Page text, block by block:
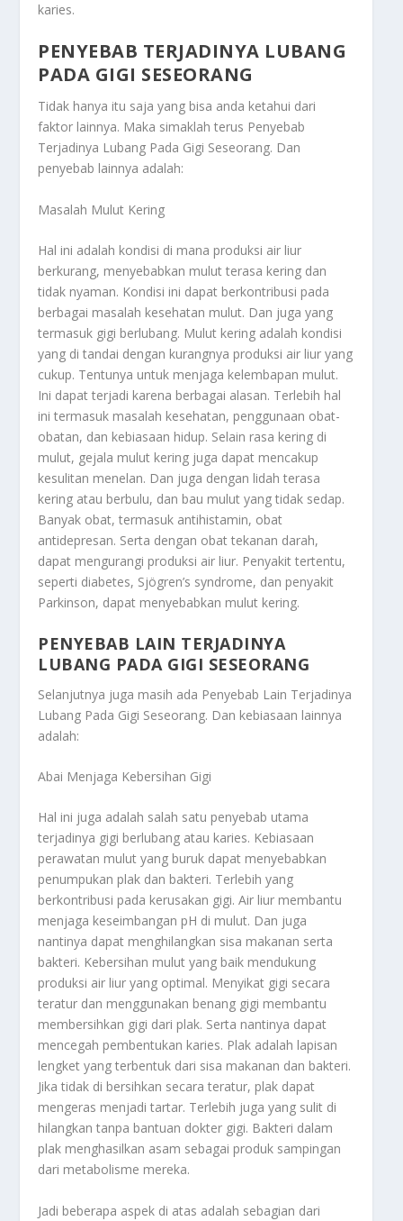
karies.
PENYEBAB TERJADINYA LUBANG
PADA GIGI SESEORANG
Tidak hanya itu saja yang bisa anda ketahui dari
faktor lainnya. Maka simaklah terus Penyebab
Terjadinya Lubang Pada Gigi Seseorang. Dan
penyebab lainnya adalah:
Masalah Mulut Kering
Hal ini adalah kondisi di mana produksi air liur
berkurang, menyebabkan mulut terasa kering dan
tidak nyaman. Kondisi ini dapat berkontribusi pada
berbagai masalah kesehatan mulut. Dan juga yang
termasuk gigi berlubang. Mulut kering adalah kondisi
yang di tandai dengan kurangnya produksi air liur yang
cukup. Tentunya untuk menjaga kelembapan mulut.
Ini dapat terjadi karena berbagai alasan. Terlebih hal
ini termasuk masalah kesehatan, penggunaan obat-
obatan, dan kebiasaan hidup. Selain rasa kering di
mulut, gejala mulut kering juga dapat mencakup
kesulitan menelan. Dan juga dengan lidah terasa
kering atau berbulu, dan bau mulut yang tidak sedap.
Banyak obat, termasuk antihistamin, obat
antidepresan. Serta dengan obat tekanan darah,
dapat mengurangi produksi air liur. Penyakit tertentu,
seperti diabetes, Sjögren’s syndrome, dan penyakit
Parkinson, dapat menyebabkan mulut kering.
PENYEBAB LAIN TERJADINYA
LUBANG PADA GIGI SESEORANG
Selanjutnya juga masih ada Penyebab Lain Terjadinya
Lubang Pada Gigi Seseorang. Dan kebiasaan lainnya
adalah:
Abai Menjaga Kebersihan Gigi
Hal ini juga adalah salah satu penyebab utama
terjadinya gigi berlubang atau karies. Kebiasaan
perawatan mulut yang buruk dapat menyebabkan
penumpukan plak dan bakteri. Terlebih yang
berkontribusi pada kerusakan gigi. Air liur membantu
menjaga keseimbangan pH di mulut. Dan juga
nantinya dapat menghilangkan sisa makanan serta
bakteri. Kebersihan mulut yang baik mendukung
produksi air liur yang optimal. Menyikat gigi secara
teratur dan menggunakan benang gigi membantu
membersihkan gigi dari plak. Serta nantinya dapat
mencegah pembentukan karies. Plak adalah lapisan
lengket yang terbentuk dari sisa makanan dan bakteri.
Jika tidak di bersihkan secara teratur, plak dapat
mengeras menjadi tartar. Terlebih juga yang sulit di
hilangkan tanpa bantuan dokter gigi. Bakteri dalam
plak menghasilkan asam sebagai produk sampingan
dari metabolisme mereka.
Jadi beberapa aspek di atas adalah sebagian dari